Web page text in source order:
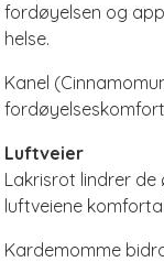
fordøyelsen og
helse.
Kanel
Luftveier
Lakrisrot lindrer
luftveiene
Kardemomme